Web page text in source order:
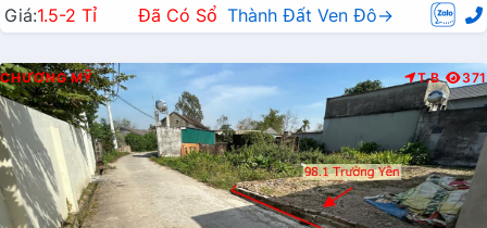
Giá:1.5-2 Tỉ Đã Có Sổ Thành Đất Ven Đô→
CHƯƠNG MỸ T.B 371